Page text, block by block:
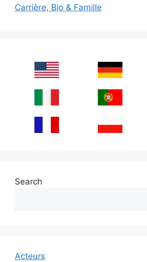
Carrière, Bio & Famille
Search
Acteurs